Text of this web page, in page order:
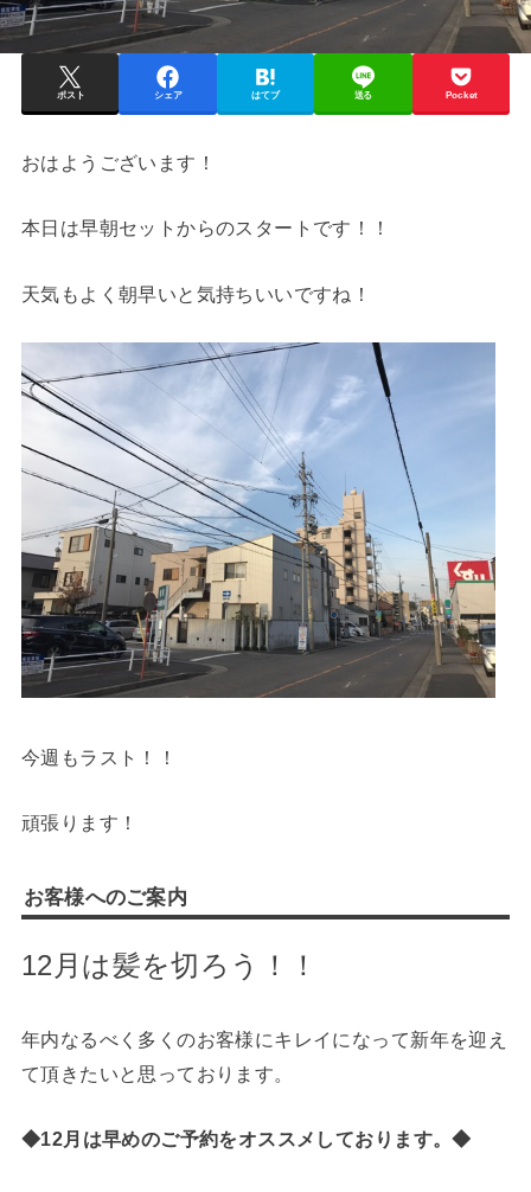
ポスト シェア はてブ 送る Pocket
おはようございます！
本日は早朝セットからのスタートです！！
天気もよく朝早いと気持ちいいですね！
今週もラスト！！
頑張ります！
お客様へのご案内
12月は髪を切ろう！！
年内なるべく多くのお客様にキレイになって新年を迎え
て頂きたいと思っております。
◆12月は早めのご予約をオススメしております。◆